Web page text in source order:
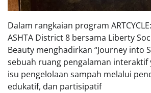
Dalam rangkaian program ARTCYCLE:
ASHTA District 8 bersama Liberty
Beauty menghadirkan “Journey into
sebuah ruang pengalaman interaktif
isu pengelolaan sampah melalui
edukatif, dan partisipatif